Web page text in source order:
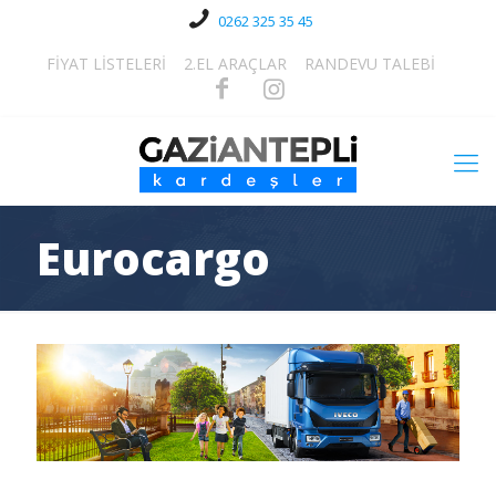
0262 325 35 45
FİYAT LİSTELERİ 2.EL ARAÇLAR RANDEVU TALEBİ
Eurocargo